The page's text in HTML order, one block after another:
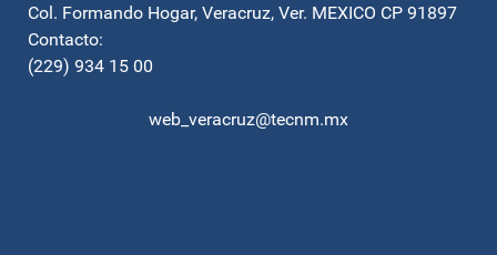
Col. Formando Hogar, Veracruz, Ver. MEXICO CP 91897
Contacto:
(229) 934 15 00
web_veracruz@tecnm.mx